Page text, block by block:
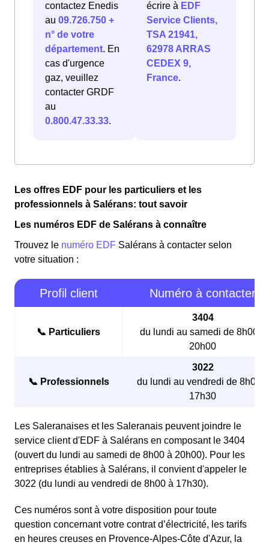
contactez Enedis
au 09.726.750 +
n° de votre
département. En
cas d'urgence
gaz, veuillez
contacter GRDF
au
0.800.47.33.33.
écrire à EDF
Service Clients,
TSA 21941,
62978 ARRAS
CEDEX 9,
France.
Les offres EDF pour les particuliers et les
professionnels à Salérans: tout savoir
Les numéros EDF de Salérans à connaître
Trouvez le numéro EDF Salérans à contacter selon
votre situation :
Profil client Numéro à contacter
📞 Particuliers
3404
du lundi au samedi de 8h00 à
20h00
📞 Professionnels
3022
du lundi au vendredi de 8h00 à
17h30
Les Saleranaises et les Saleranais peuvent joindre le
service client d'EDF à Salérans en composant le 3404
(ouvert du lundi au samedi de 8h00 à 20h00). Pour les
entreprises établies à Salérans, il convient d'appeler le
3022 (du lundi au vendredi de 8h00 à 17h30).
Ces numéros sont à votre disposition pour toute
question concernant votre contrat d’électricité, les tarifs
en heures creuses en Provence-Alpes-Côte d'Azur, la